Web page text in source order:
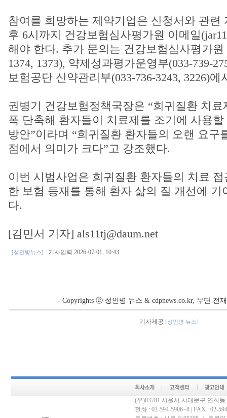
참여를 희망하는 제약기업은 신청서와 관련
후 6시까지 건강보험심사평가원 이메일
해야 한다. 추가 문의는 건강보험심사평가원
1374, 1373), 약제성과평가운영부(033-739-
보험공단 신약관리부(033-736-3243, 3226)에
권병기 건강보험정책국장은 “희귀질환 치
폭 단축해 환자들이 치료제를 조기에 사용
방안”이라며 “희귀질환 환자들의 오랜 요구
점에서 의미가 크다”고 강조했다.
이번 시범사업은 희귀질환 환자들의 치료
한 보험 등재를 통해 환자 삶의 질 개선에 기
다.
[김민서 기자] als11tj@daum.net
[성인병뉴스] 기사입력 2026-07-01, 10:43
- Copyrights ⓒ 성인병 뉴스 & cdpnews.co.kr, 무단 전
기사제공 [성인병 뉴스]
(우)03781 서울시 서대문구 연희
전화 : 02-594-5906~8 | FAX : 02-